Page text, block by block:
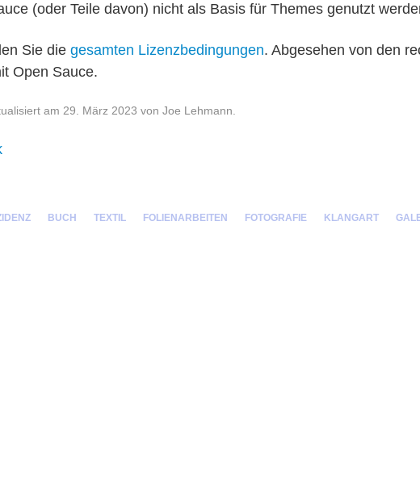
(oder Teile davon) nicht als Basis für Themes genutzt
Sie diegesamten Lizenzbedingungen. Abgesehen von den
Open Sauce.
am 29. März 2023 von Joe Lehmann.
BUCH TEXTIL FOLIENARBEITEN FOTOGRAFIE KLANGART